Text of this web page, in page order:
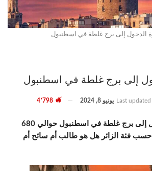
الدخول إلى برج غلطة في اسطنبول
إلى برج غلطة في اسطنبول
Last updated يونيو 8, 2024
يبلغ سعر تذكرة الدخول إلى برج غلطة في اسطنبول حوالي 680
حسب فئة الزائر هل هو طالب أم سائح أم